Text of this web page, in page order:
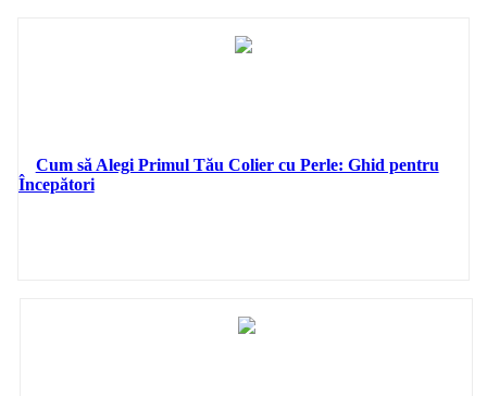
Cum să Alegi Primul Tău Colier cu Perle: Ghid pentru
Începători